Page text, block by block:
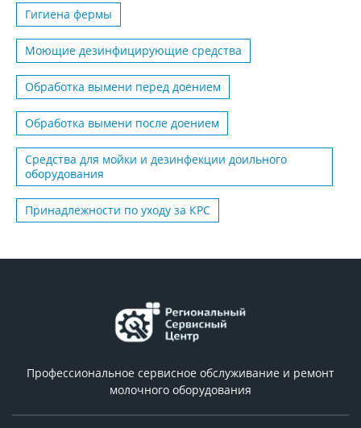
Гигиена фермы
Моющие дезинфицирующие средства
Обработка вымени перед доением
Обработка вымени после доением
Средства для мойки и дезинфекции доильного
оборудования
Принадлежности по уходу за КРС
Профессиональное сервисное обслуживание и ремонт
молочного оборудования